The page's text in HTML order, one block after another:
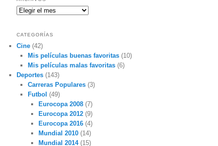
Archivos
CATEGORÍAS
Cine (42)
Mis películas buenas favoritas(10)
Mis películas malas favoritas(6)
Deportes (143)
Carreras Populares(3)
Futbol (49)
Eurocopa 2008 (7)
Eurocopa 2012 (9)
Eurocopa 2016 (4)
Mundial 2010 (14)
Mundial 2014(15)